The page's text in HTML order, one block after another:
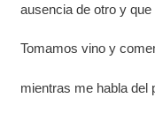
ausencia de otro y
Tomamos vino y
mientras me habla del